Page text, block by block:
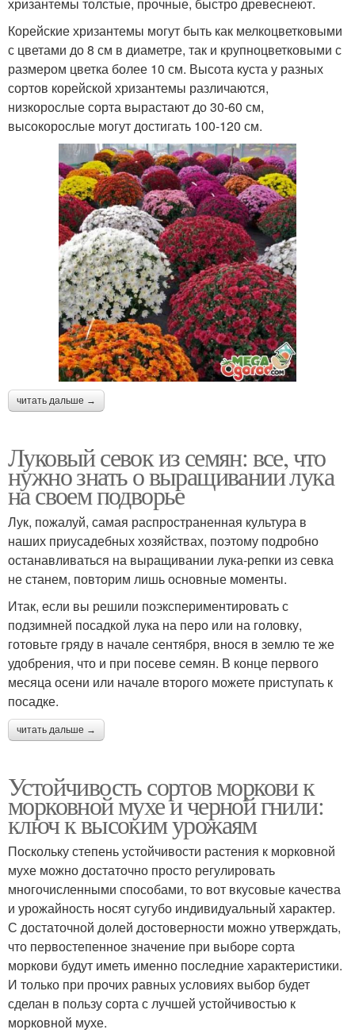
хризантемы толстые, прочные, быстро древеснеют.
Корейские хризантемы могут быть как мелкоцветковыми
с цветами до 8 см в диаметре, так и крупноцветковыми с
размером цветка более 10 см. Высота куста у разных
сортов корейской хризантемы различаются,
низкорослые сорта вырастают до 30-60 см,
высокорослые могут достигать 100-120 см.
читать дальше →
Луковый севок из семян: все, что
нужно знать о выращивании лука
на своем подворье
Лук, пожалуй, самая распространенная культура в
наших приусадебных хозяйствах, поэтому подробно
останавливаться на выращивании лука-репки из севка
не станем, повторим лишь основные моменты.
Итак, если вы решили поэкспериментировать с
подзимней посадкой лука на перо или на головку,
готовьте гряду в начале сентября, внося в землю те же
удобрения, что и при посеве семян. В конце первого
месяца осени или начале второго можете приступать к
посадке.
читать дальше →
Устойчивость сортов моркови к
морковной мухе и черной гнили:
ключ к высоким урожаям
Поскольку степень устойчивости растения к морковной
мухе можно достаточно просто регулировать
многочисленными способами, то вот вкусовые качества
и урожайность носят сугубо индивидуальный характер.
С достаточной долей достоверности можно утверждать,
что первостепенное значение при выборе сорта
моркови будут иметь именно последние характеристики.
И только при прочих равных условиях выбор будет
сделан в пользу сорта с лучшей устойчивостью к
морковной мухе.